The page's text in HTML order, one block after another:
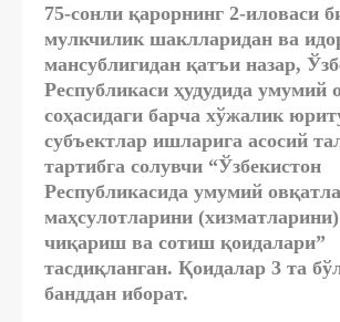
75-сонли қарорнинг 2-иловаси
мулкчилик шаклларидан ва
мансублигидан қатъи назар,
Республикаси ҳудудида умумий
соҳасидаги барча хўжалик
субъектлар ишларига асосий
тартибга солувчи “Ўзбекистон
Республикасида умумий
маҳсулотларини
чиқариш ва сотиш қоидалари”
тасдиқланган. Қоидалар 3 та
банддан иборат.